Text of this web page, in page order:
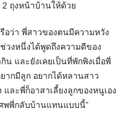
2 ถุงหน้าบ้านให้ด้วย
อว่า พี่สาวของตนมีความหวัง
วงหนึ่งได้พูดถึงความดีของ
น และยังเคยเป็นที่พักพิงเมื่อพี่
ากมีลูก อยากได้หลานสาว
ละพี่ก็อาสาเลี้ยงลูกของหนูเอง
พพี่กลับบ้านแทนแบบนี้”